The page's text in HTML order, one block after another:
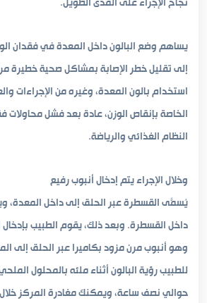
يساهم وضع البالون داخل المعدة في فقدان
إلى تقليل خطر الإصابة بمشاكل صحية خطيرة
استخدام بالون المعدة، وغيره من الإجراءات
الخاصة بإنقاص الوزن، عادة بعد فشل محاولات
النظام الغذائي والرياضة.
وخلال الإجراء يتم إدخال أنبوب رفيع
يُسمّى القسطرة عبر الحلق إلى داخل المعدة،
داخل القسطرة. وبعد ذلك، يقوم الطبيب بإدخال
وهو أنبوب مرن مزود بكاميرا عبر الحلق إلى
للطبيب رؤية البالون أثناء ملئه بالمحلول
حوالي نصف ساعة، ويمكنك مغادرة المركز